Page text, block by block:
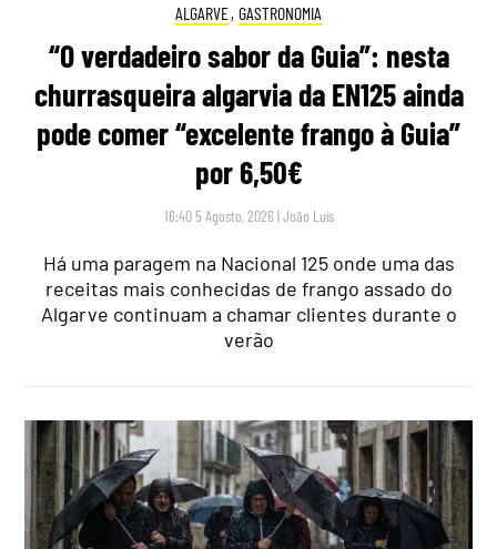
ALGARVE, GASTRONOMIA
“O verdadeiro sabor da Guia”: nesta
churrasqueira algarvia da EN125 ainda
pode comer “excelente frango à Guia”
por 6,50€
16:40 5 Agosto, 2026 |João Luís
Há uma paragem na Nacional 125 onde uma das
receitas mais conhecidas de frango assado do
Algarve continuam a chamar clientes durante o
verão